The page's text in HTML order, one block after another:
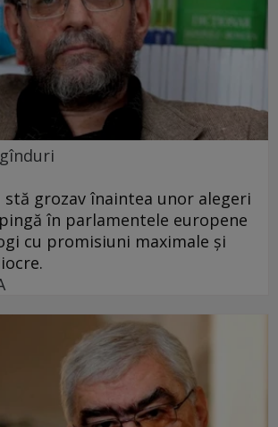
stă grozav înaintea unor alegeri
în parlamentele europene
cu promisiuni maximale și